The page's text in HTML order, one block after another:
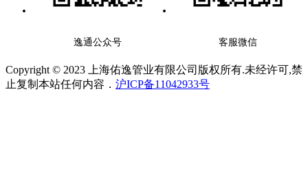
逸通公众号 客服微信
Copyright © 2023 上海佑逸管业有限公司版权所有.未经许可,禁
止复制本站任何内容． 沪ICP备11042933号